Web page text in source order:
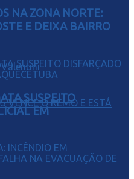
NA ZONA NORTE:
E DEIXA BAIRRO
SUSPEITO
EM